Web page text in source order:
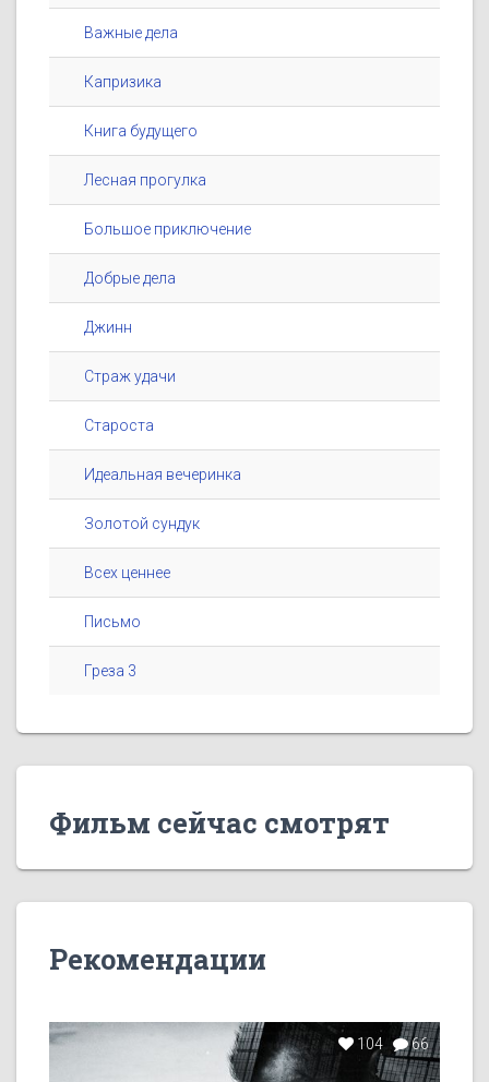
Важные дела
Капризика
Книга будущего
Лесная прогулка
Большое приключение
Добрые дела
Джинн
Страж удачи
Староста
Идеальная вечеринка
Золотой сундук
Всех ценнее
Письмо
Греза 3
Фильм сейчас смотрят
Рекомендации
104 66